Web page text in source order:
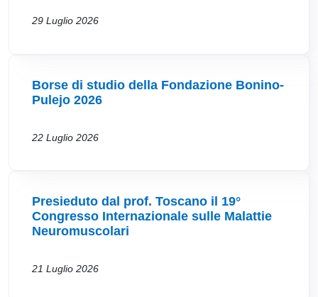
29 Luglio 2026
Borse di studio della Fondazione Bonino-
Pulejo 2026
22 Luglio 2026
Presieduto dal prof. Toscano il 19°
Congresso Internazionale sulle Malattie
Neuromuscolari
21 Luglio 2026